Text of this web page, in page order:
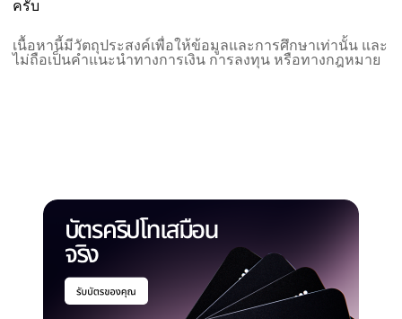
ครับ
เนื้อหานี้มีวัตถุประสงค์เพื่อให้ข้อมูลและการศึกษาเท่านั้น และ
ไม่ถือเป็นคำแนะนำทางการเงิน การลงทุน หรือทางกฎหมาย